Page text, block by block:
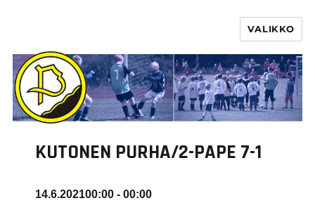
VALIKKO
KUTONEN PURHA/2-PAPE 7-1
14.6.202100:00 - 00:00